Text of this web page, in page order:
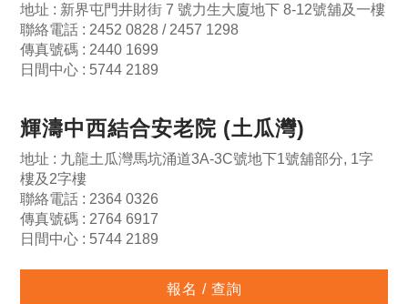
地址 : 新界屯門井財街 7 號力生大廈地下 8-12號舖及一樓
聯絡電話 : 2452 0828 / 2457 1298
傳真號碼 : 2440 1699
日間中心 : 5744 2189
輝濤中西結合安老院 (土瓜灣)
地址 : 九龍土瓜灣馬坑涌道3A-3C號地下1號舖部分, 1字
樓及2字樓
聯絡電話 : 2364 0326
傳真號碼 : 2764 6917
日間中心 : 5744 2189
報名 / 查詢